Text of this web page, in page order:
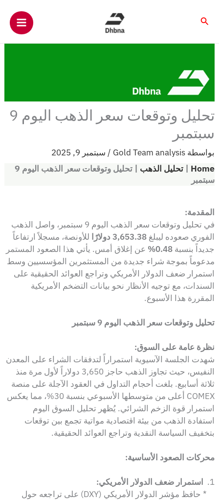
البحث
تحليل وتوقعات سعر الذهب اليوم 9
سبتمبر
بواسطة Gold Team analysis
/ سبتمبر 9, 2025
Home
|تحليل الذهب |
تحليل وتوقعات سعر الذهب اليوم 9
سبتمبر
المقدمة:
في تحليل وتوقعات سعر الذهب اليوم 9 سبتمبر، واصل الذهب
الفوري صعوده ليبلغ 3,653.38 دولارًا
للأونصة، مسجلاً ارتفاعاً
جديداً بنسبة 0.48%
عن إغلاق أمس. يأتي هذا الصعود المستمر
مدعوماً بموجة شراء جديدة من المستثمرين المؤسسيين وسط
استمرار ضعف الدولار الأمريكي وتراجع العوائد الحقيقية على
السندات، مع توجيه الأنظار نحو بيانات التضخم الأمريكية
المقررة هذا الأسبوع.
تحليل وتوقعات سعر الذهب اليوم 9 سبتمبر
نظرة عامة على السوق:
شهدت الجلسة الآسيوية استمراراً لتدفقات الشراء على المعدن
النفيس، حيث تجاوز الذهب حاجز 3,650 دولاراً لأول مرة منذ
ثلاثة أسابيع. بلغت أحجام التداول في العقود الآجلة على منصة
COMEX أعلى من متوسطها الأسبوعي بنسبة 30%، مما يعكس
استمرار قوة الزخم الشرائي. يُظهر تحليل السوق اليوم
استفادة الذهب من بيئة اقتصادية مواتية تجمع بين توقعات
بتخفيف السياسة النقدية وتراجع العوائد الحقيقية.
محركات الصعود الأساسية:
1.
استمرار ضعف الدولار الأمريكي:
* حافظ مؤشر الدولار الأمريكي (DXY) على تراجعه حول